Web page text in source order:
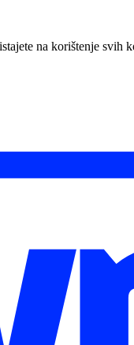
na korištenje svih